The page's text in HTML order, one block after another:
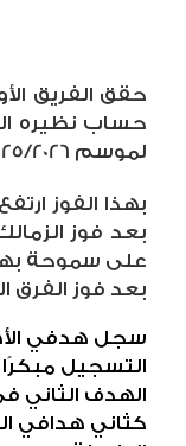
حقق الفريق
حساب نظيره
لموسم 2025/2026.
بعد فوز
على سموحة
بعد فوز الفرق
سجل هدفي
التسجيل
كثاني هدافي